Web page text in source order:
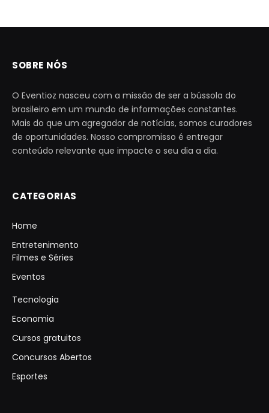
SOBRE NÓS
O Eventioz nasceu com a missão de ser a bússola do
brasileiro em um mundo de informações constantes.
Mais do que um agregador de notícias, somos curadores
de oportunidades. Nosso compromisso é entregar
conteúdo relevante que impacte o seu dia a dia.
CATEGORIAS
Home
Entretenimento
Filmes e Séries
Eventos
Tecnologia
Economia
Cursos gratuitos
Concursos Abertos
Esportes